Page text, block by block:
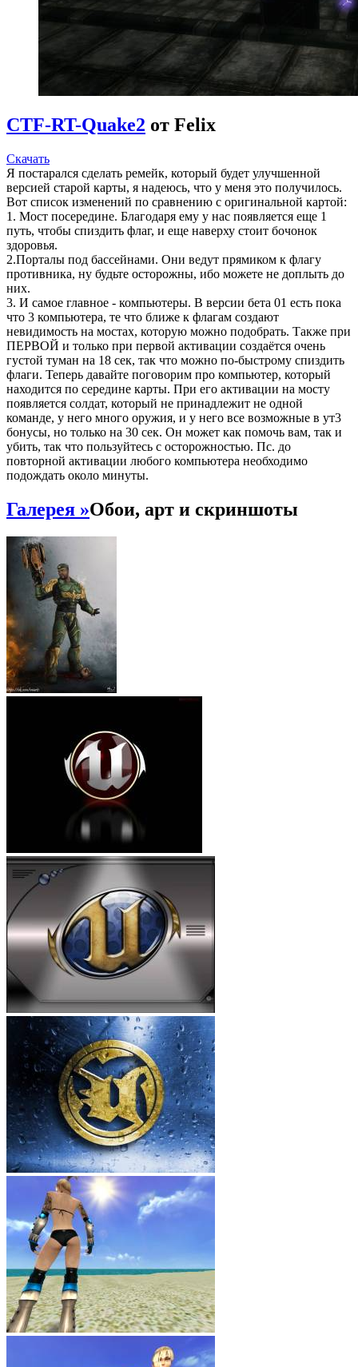
CTF-RT-Quake2 от Felix
Скачать
Я постарался сделать ремейк, который будет улучшенной
версией старой карты, я надеюсь, что у меня это получилось.
Вот список изменений по сравнению с оригинальной картой:
1. Мост посередине. Благодаря ему у нас появляется еще 1
путь, чтобы спиздить флаг, и еще наверху стоит бочонок
здоровья.
2.Порталы под бассейнами. Они ведут прямиком к флагу
противника, ну будьте осторожны, ибо можете не доплыть до
них.
3. И самое главное - компьютеры. В версии бета 01 есть пока
что 3 компьютера, те что ближе к флагам создают
невидимость на мостах, которую можно подобрать. Также при
ПЕРВОЙ и только при первой активации создаётся очень
густой туман на 18 сек, так что можно по-быстрому спиздить
флаги. Теперь давайте поговорим про компьютер, который
находится по середине карты. При его активации на мосту
появляется солдат, который не принадлежит не одной
команде, у него много оружия, и у него все возможные в ут3
бонусы, но только на 30 сек. Он может как помочь вам, так и
убить, так что пользуйтесь с осторожностью. Пс. до
повторной активации любого компьютера необходимо
подождать около минуты.
Галерея »Обои, арт и скриншоты